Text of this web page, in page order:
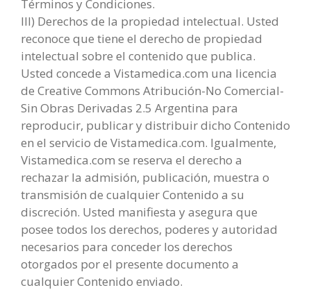
Términos y Condiciones.
III) Derechos de la propiedad intelectual. Usted
reconoce que tiene el derecho de propiedad
intelectual sobre el contenido que publica.
Usted concede a Vistamedica.com una licencia
de Creative Commons Atribución-No Comercial-
Sin Obras Derivadas 2.5 Argentina para
reproducir, publicar y distribuir dicho Contenido
en el servicio de Vistamedica.com. Igualmente,
Vistamedica.com se reserva el derecho a
rechazar la admisión, publicación, muestra o
transmisión de cualquier Contenido a su
discreción. Usted manifiesta y asegura que
posee todos los derechos, poderes y autoridad
necesarios para conceder los derechos
otorgados por el presente documento a
cualquier Contenido enviado.